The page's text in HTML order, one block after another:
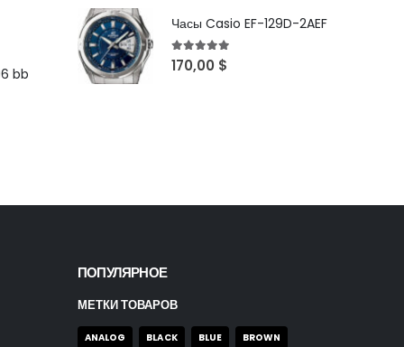
bb
Часы Casio EF-129D-2AEF
5out of 5
170,00 $
ПОПУЛЯРНОЕ
МЕТКИ ТОВАРОВ
ANALOG BLACK BLUE BROWN